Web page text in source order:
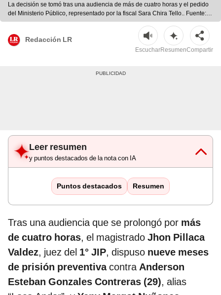
La decisión se tomó tras una audiencia de más de cuatro horas y el pedido
del Ministerio Público, representado por la fiscal Sara Chira Tello.. Fuente:
difusión.
Redacción LR
EscucharResumenCompartir
Leer resumen
y puntos destacados de la nota con IA
Puntos destacados Resumen
Tras una audiencia que se prolongó por más
de cuatro horas, el magistrado Jhon Pillaca
Valdez, juez del 1° JIP, dispuso nueve meses
de prisión preventivacontraAnderson
Esteban Gonzales Contreras (29), alias